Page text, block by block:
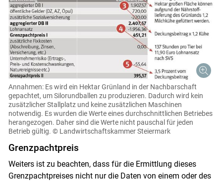
Annahmen: Es wird ein Hektar Grünland in der Nachbarschaft
gepachtet, um Silorundballen zu produzieren. Dadurch wird kein
zusätzlicher Stallplatz und keine zusätzlichen Maschinen
notwendig. Es wurden die Werte eines durchschnittlichen Betriebes
herangezogen. Daher sind die Werte nicht pauschal für jeden
Betrieb gültig. © Landwirtschaftskammer Steiermark
Grenzpachtpreis
Weiters ist zu beachten, dass für die Ermittlung dieses
Grenzpachtpreises nicht nur die Daten von einem oder des